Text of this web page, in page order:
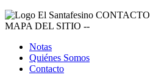
CONTACTO
MAPA DEL SITIO --
Notas
Quiénes Somos
Contacto